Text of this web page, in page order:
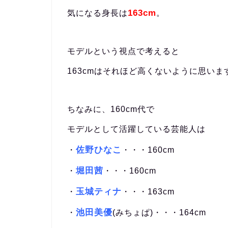
気になる身長は163cm 。
モデルという視点で考えると
163cmはそれほど高くないように思いま
ちなみに、160cm代で
モデルとして活躍している芸能人は
・ 佐野ひなこ ・・・160cm
・ 堀田茜 ・・・160cm
・ 玉城ティナ ・・・163cm
・ 池田美優(みちょぱ)・・・164cm